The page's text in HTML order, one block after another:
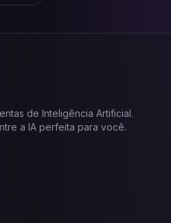
de Inteligência Artificial.
a IA perfeita para você.